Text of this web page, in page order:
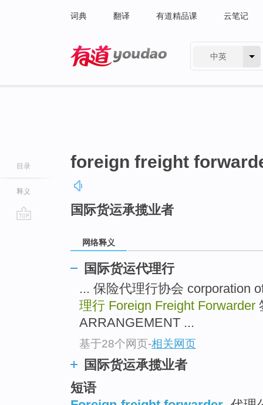
词典 翻译 有道精品课 云笔记
中英
目录
释义
foreign freight
国际货运承揽业者
网络释义
国际货运代理行
... 保险代理行协会 corporation
理行 Foreign Freight Forwarder
ARRANGEMENT ...
基于28个网页-相关网页
国际货运承揽业者
短语